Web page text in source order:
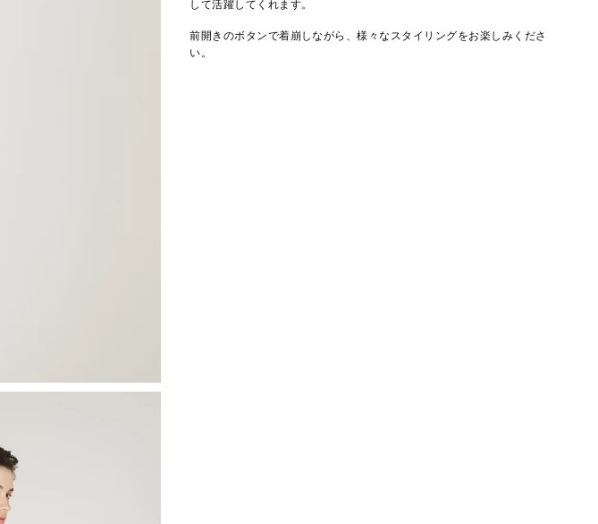
して活躍してくれます。
前開きのボタンで着崩しながら、様々なスタイリングをお楽しみくださ
い。